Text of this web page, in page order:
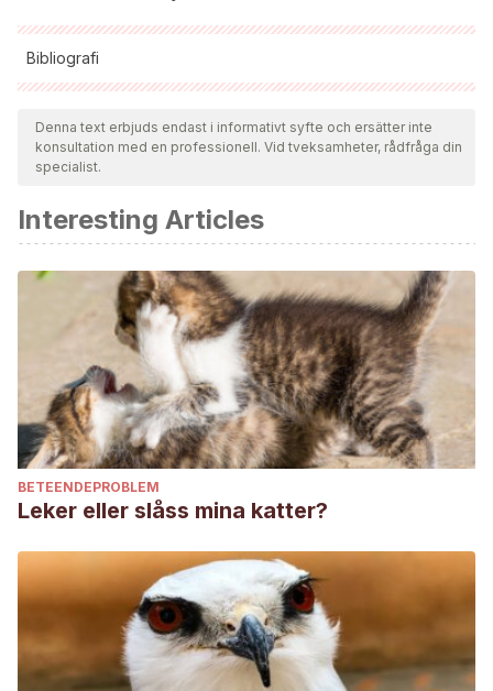
Bibliografi
Samtliga citerade källor har granskats noggrant av vårt team
för att säkerställa deras kvalitet, tillförlitlighet, aktualitet och
giltighet. Bibliografin för denna artikel ansågs vara tillförlitlig
Nolte, W., Thailer, G. and Kuehn, C. Selection signatures in
four German warmblood horse breeds: tracing breeding
history in the modern sport horse. PLoS ONE (2019) 14(4).
https://www.nature.com/scitable/topicpage/genetics-of-
dog-breeding-434/
https://en.wikipedia.org/wiki/Selective_breeding
Malgorzata, P., Tadeusz, M. et al. Diversifying selection
between pure-breed and free-breeding dogs inferred
from genome-wide SNP analysis. Genetics Society of
America. (2016) 6: 2285-2298.
Genetics. Animal Behavior (Second Edition) (2016) 71-107
Denna text erbjuds endast i informativt syfte och ersätter inte
konsultation med en professionell. Vid tveksamheter, rådfråga din
specialist.
Interesting Articles
BETEENDEPROBLEM
Leker eller slåss mina katter?